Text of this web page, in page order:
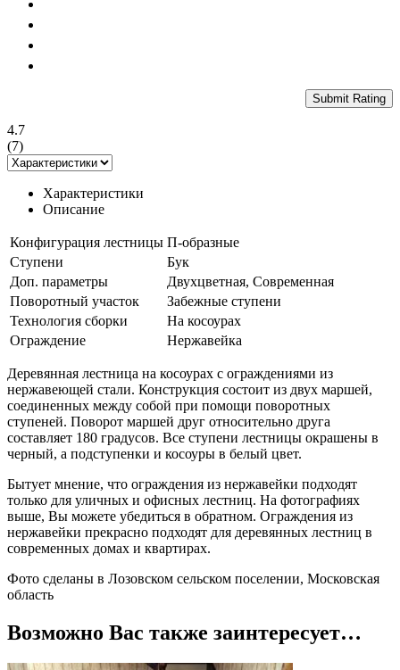
Submit Rating
4.7
(7)
Характеристики
Описание
Конфигурация лестницы П-образные
Ступени
Бук
Доп. параметры
Двухцветная, Современная
Поворотный участок
Забежные ступени
Технология сборки
На косоурах
Ограждение
Нержавейка
Деревянная лестница на косоурах с ограждениями из
нержавеющей стали. Конструкция состоит из двух маршей,
соединенных между собой при помощи поворотных
ступеней. Поворот маршей друг относительно друга
составляет 180 градусов. Все ступени лестницы окрашены в
черный, а подступенки и косоуры в белый цвет.
Бытует мнение, что ограждения из нержавейки подходят
только для уличных и офисных лестниц. На фотографиях
выше, Вы можете убедиться в обратном. Ограждения из
нержавейки прекрасно подходят для деревянных лестниц в
современных домах и квартирах.
Фото сделаны в Лозовском сельском поселении, Московская
область
Возможно Вас также заинтересует…